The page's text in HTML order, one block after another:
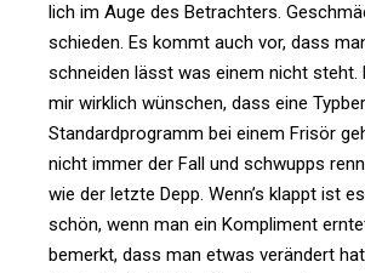
lich im Auge des Betrach­ters.
schieden. Es kommt auch vor, dass
schneiden lässt was einem nicht steht.
mir wirk­lich wün­schen, dass eine
Stan­dard­pro­gramm bei einem Frisör
nicht immer der Fall und schwupps
wie der letzte Depp. Wenn’s klappt ist
schön, wenn man ein Kom­pli­ment
bemerkt, dass man etwas ver­än­dert